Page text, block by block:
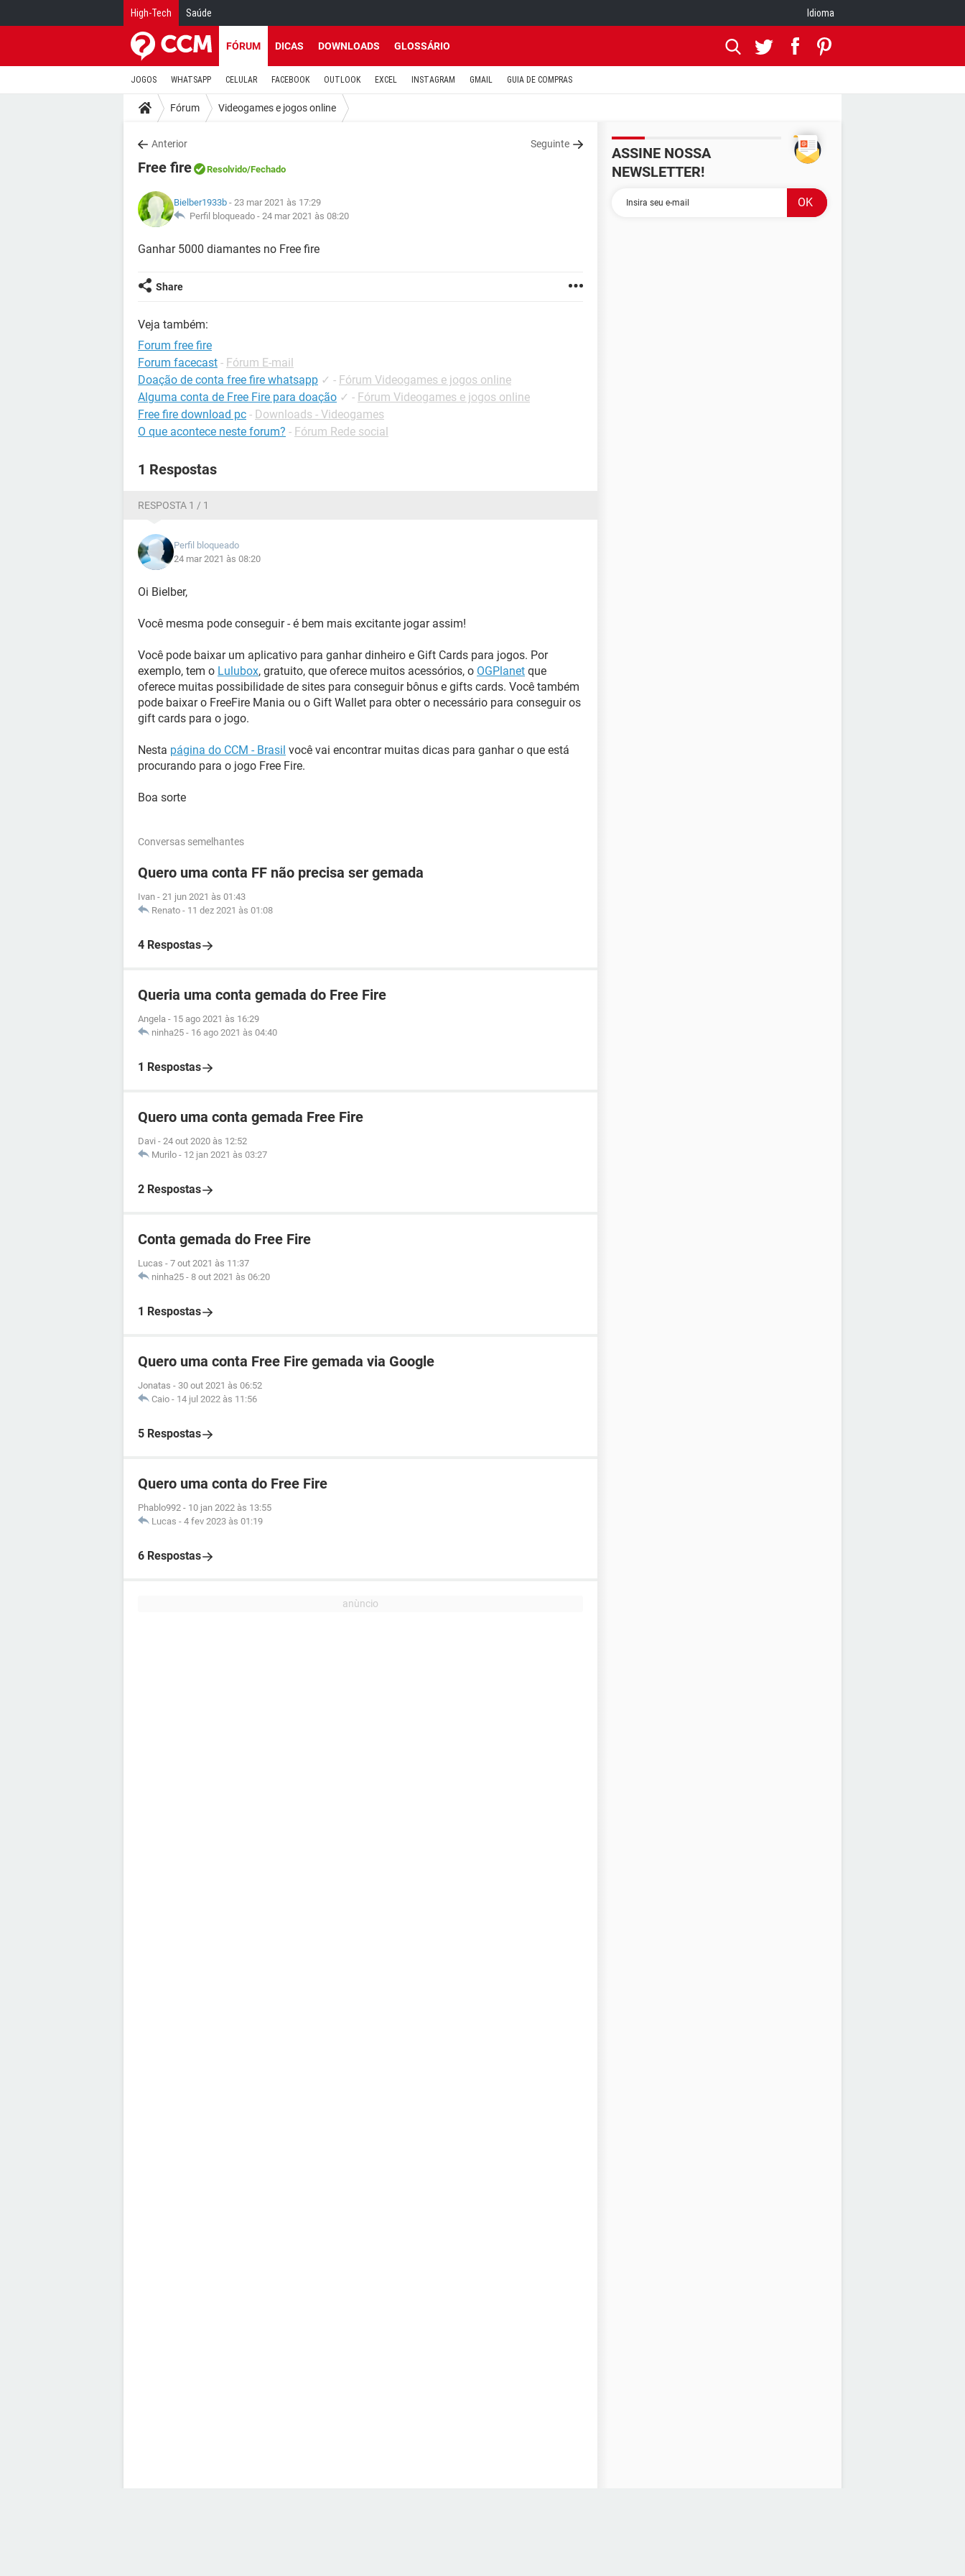
High-Tech Saúde Idioma
FÓRUM DICAS DOWNLOADS GLOSSÁRIO
JOGOS WHATSAPP CELULAR FACEBOOK OUTLOOK EXCEL INSTAGRAM GMAIL GUIA DE COMPRAS
Fórum Videogames e jogos online
Anterior Seguinte
Free fire Resolvido/Fechado
Bielber1933b - 23 mar 2021 às 17:29
Perfil bloqueado - 24 mar 2021 às 08:20
Ganhar 5000 diamantes no Free fire
Share
Veja também:
Forum free fire
Forum facecast - Fórum E-mail
Doação de conta free fire whatsapp ✓ - Fórum Videogames e jogos online
Alguma conta de Free Fire para doação ✓ - Fórum Videogames e jogos online
Free fire download pc - Downloads - Videogames
O que acontece neste forum? - Fórum Rede social
1 Respostas
RESPOSTA 1 / 1
Perfil bloqueado
24 mar 2021 às 08:20
Oi Bielber,
Você mesma pode conseguir - é bem mais excitante jogar assim!
Você pode baixar um aplicativo para ganhar dinheiro e Gift Cards para jogos. Por
exemplo, tem o Lulubox, gratuito, que oferece muitos acessórios, o OGPlanet que
oferece muitas possibilidade de sites para conseguir bônus e gifts cards. Você também
pode baixar o FreeFire Mania ou o Gift Wallet para obter o necessário para conseguir os
gift cards para o jogo.
Nesta página do CCM - Brasil você vai encontrar muitas dicas para ganhar o que está
procurando para o jogo Free Fire.
Boa sorte
Conversas semelhantes
Quero uma conta FF não precisa ser gemada
Ivan - 21 jun 2021 às 01:43
Renato - 11 dez 2021 às 01:08
4 Respostas
Queria uma conta gemada do Free Fire
Angela - 15 ago 2021 às 16:29
ninha25 - 16 ago 2021 às 04:40
1 Respostas
Quero uma conta gemada Free Fire
Davi - 24 out 2020 às 12:52
Murilo - 12 jan 2021 às 03:27
2 Respostas
Conta gemada do Free Fire
Lucas - 7 out 2021 às 11:37
ninha25 - 8 out 2021 às 06:20
1 Respostas
Quero uma conta Free Fire gemada via Google
Jonatas - 30 out 2021 às 06:52
Caio - 14 jul 2022 às 11:56
5 Respostas
Quero uma conta do Free Fire
Phablo992 - 10 jan 2022 às 13:55
Lucas - 4 fev 2023 às 01:19
6 Respostas
ASSINE NOSSA
NEWSLETTER!